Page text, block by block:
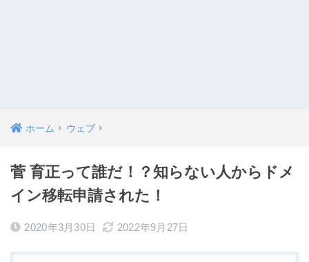
ホーム ウェブ
菅 育正って誰だ！？知らない人からドメ
イン移転申請された！
2020年3月30日 2022年9月27日